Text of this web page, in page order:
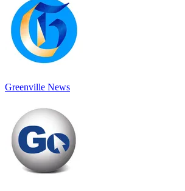
Greenville News